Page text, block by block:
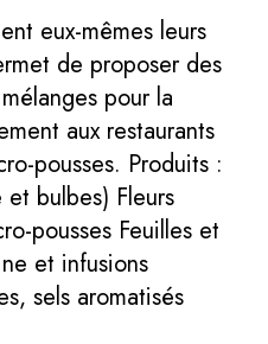
eux-mêmes leurs
de proposer des
pour la
aux restaurants
pousses. Produits :
bulbes) Fleurs
pousses Feuilles et
et infusions
sels aromatisés